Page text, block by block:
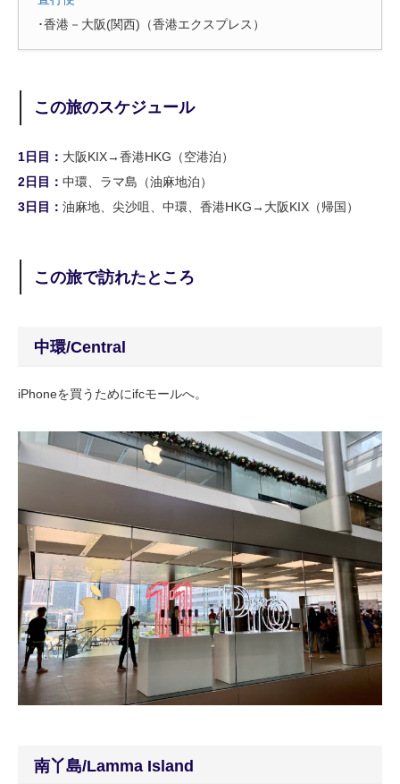
･香港－大阪(関西)（香港エクスプレス）
この旅のスケジュール
1日目： 大阪KIX→香港HKG（空港泊）
2日目： 中環、ラマ島（油麻地泊）
3日目： 油麻地、尖沙咀、中環、香港HKG→大阪KIX（帰国）
この旅で訪れたところ
中環/Central
iPhoneを買うためにifcモールへ。
南丫島/Lamma Island